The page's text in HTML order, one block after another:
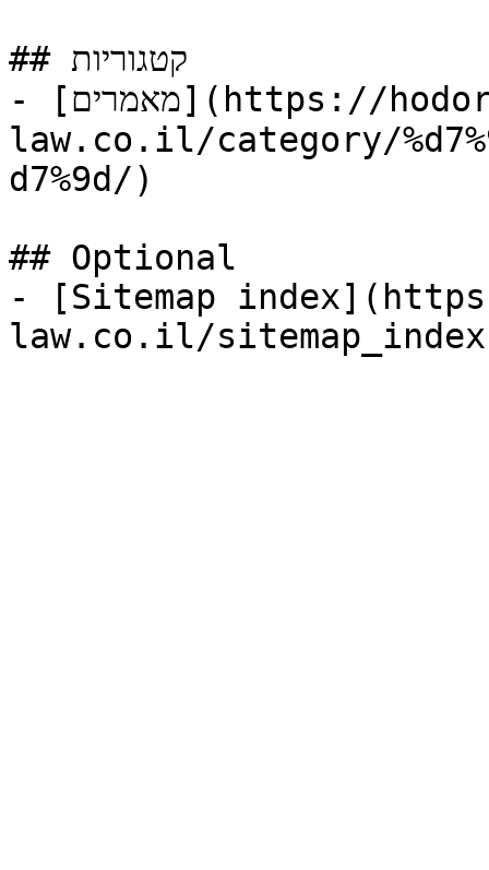
## קטגוריות
- [מאמרים](https://hodorov-
law.co.il/category/
d7%9d/)
## Optional
- [Sitemap